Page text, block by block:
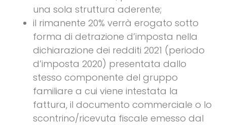
una sola struttura aderente;
il rimanente 20% verrà erogato sotto
forma di detrazione d’imposta nella
dichiarazione dei redditi 2021 (periodo
d’imposta 2020) presentata dallo
stesso componente del gruppo
familiare a cui viene intestata la
fattura, il documento commerciale o lo
scontrino/ricevuta fiscale emesso dal